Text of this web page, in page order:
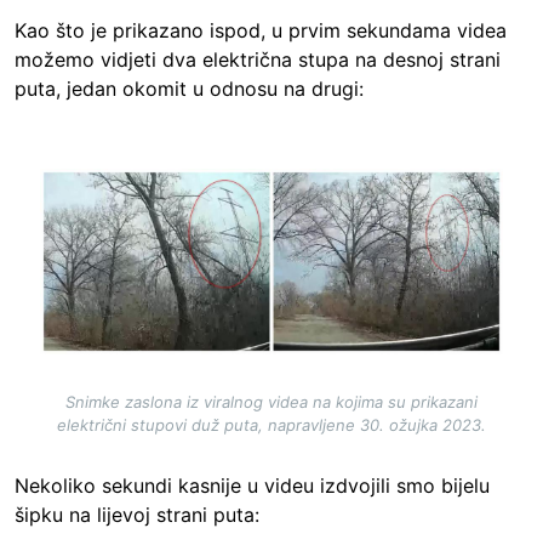
Kao što je prikazano ispod, u prvim sekundama videa
možemo vidjeti dva električna stupa na desnoj strani
puta, jedan okomit u odnosu na drugi:
Snimke zaslona iz viralnog videa na kojima su prikazani
električni stupovi duž puta, napravljene 30. ožujka 2023.
Nekoliko sekundi kasnije u videu izdvojili smo bijelu
šipku na lijevoj strani puta: